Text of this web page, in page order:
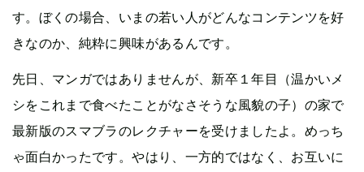
す。ぼくの場合、いまの若い人がどんなコンテンツを好
きなのか、純粋に興味があるんです。
先日、マンガではありませんが、新卒１年目（温かいメ
シをこれまで食べたことがなさそうな風貌の子）の家で
最新版のスマブラのレクチャーを受けましたよ。めっち
ゃ面白かったです。やはり、一方的ではなく、お互いに